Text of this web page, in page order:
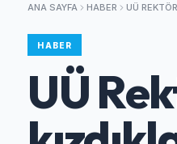
ANA SAYFA HABER UÜ
HABER
UÜ